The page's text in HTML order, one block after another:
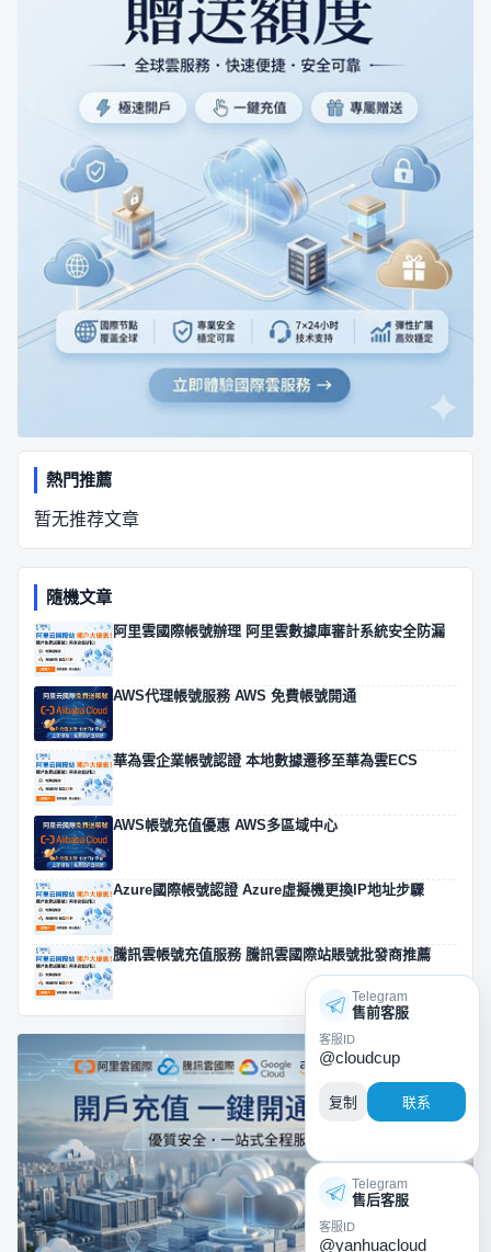
熱門推薦
暂无推荐文章
隨機文章
阿里雲國際帳號辦理 阿里雲數據庫審計系統安全防漏
AWS代理帳號服務 AWS 免費帳號開通
華為雲企業帳號認證 本地數據遷移至華為雲ECS
AWS帳號充值優惠 AWS多區域中心
Azure國際帳號認證 Azure虛擬機更換IP地址步驟
騰訊雲帳號充值服務 騰訊雲國際站賬號批發商推薦
Telegram
售前客服
客服ID
@cloudcup
复制 联系
Telegram
售后客服
客服ID
@yanhuacloud